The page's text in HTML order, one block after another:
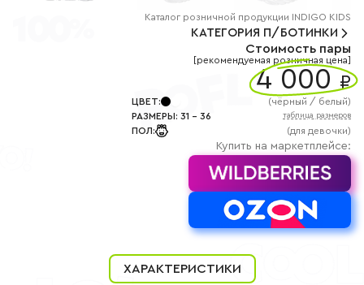
+7
Каталог розничной продукции INDIGO KIDS
КАТЕГОРИЯ П/БОТИНКИ
Стоимость пары
[рекомендуемая розничная цена]
4 000 ₽
ЦВЕТ: (чёрный / белый)
РАЗМЕРЫ: 31 - 36 таблица размеров
ПОЛ: (для девочки)
Купить на маркетплейсе:
ХАРАКТЕРИСТИКИ